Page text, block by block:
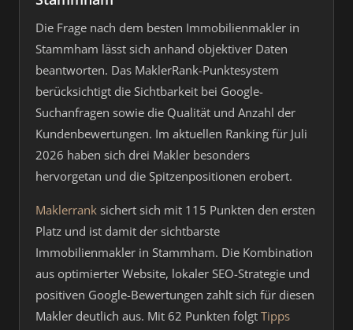
Die Frage nach dem besten Immobilienmakler in
Stammham lässt sich anhand objektiver Daten
beantworten. Das MaklerRank-Punktesystem
berücksichtigt die Sichtbarkeit bei Google-
Suchanfragen sowie die Qualität und Anzahl der
Kundenbewertungen. Im aktuellen Ranking für Juli
2026 haben sich drei Makler besonders
hervorgetan und die Spitzenpositionen erobert.
Maklerrank sichert sich mit 115 Punkten den ersten
Platz und ist damit der sichtbarste
Immobilienmakler in Stammham. Die Kombination
aus optimierter Website, lokaler SEO-Strategie und
positiven Google-Bewertungen zahlt sich für diesen
Makler deutlich aus. Mit 62 Punkten folgt Tipps